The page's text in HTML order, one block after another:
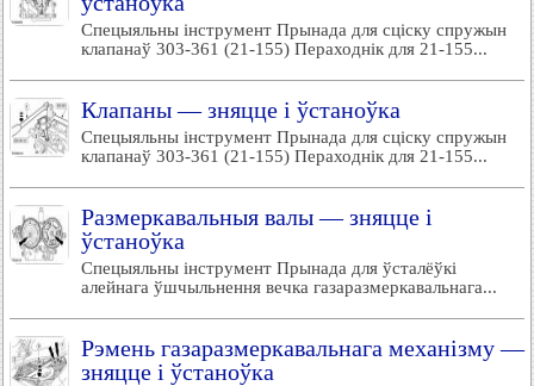
Спецыяльны інструмент Прынада для сціску спружын
клапанаў 303-361 (21-155) Пераходнік для 21-155...
Клапаны — зняцце і ўстаноўка
Спецыяльны інструмент Прынада для сціску спружын
клапанаў 303-361 (21-155) Пераходнік для 21-155...
Размеркавальныя валы — зняцце і
ўстаноўка
Спецыяльны інструмент Прынада для ўсталёўкі
алейнага ўшчыльнення вечка газаразмеркавальнага...
Рэмень газаразмеркавальнага механізму —
зняцце і ўстаноўка